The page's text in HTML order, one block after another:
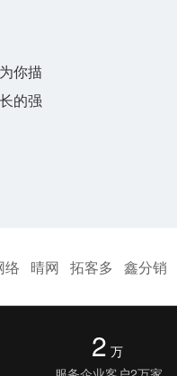
你描
的强
络 晴网 拓客多 鑫分销
2 万